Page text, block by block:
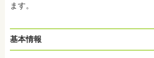
ます。
基本情報